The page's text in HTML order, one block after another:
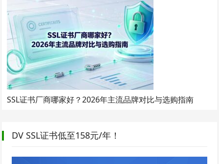
SSL证书厂商哪家好？2026年主流品牌对比与选购指南
DV SSL证书低至158元/年！